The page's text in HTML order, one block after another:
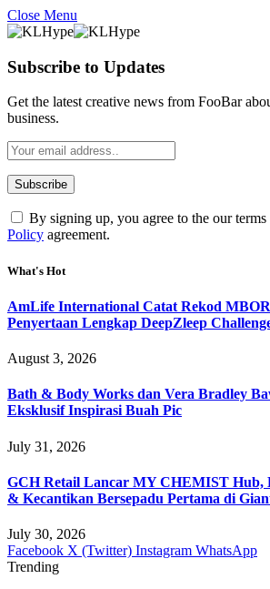
Close Menu
Subscribe to Updates
Get the latest creative news from FooBar
business.
By signing up, you agree to the our
Policy agreement.
What's Hot
AmLife International Catat Rekod
Penyertaan Lengkap DeepZleep
August 3, 2026
Bath & Body Works dan Vera Bradley
Eksklusif Inspirasi Buah Pic
July 31, 2026
GCH Retail Lancar MY CHEMIST Hub,
& Kecantikan Bersepadu Pertama di
July 30, 2026
Facebook X (Twitter) Instagram WhatsApp
Trending